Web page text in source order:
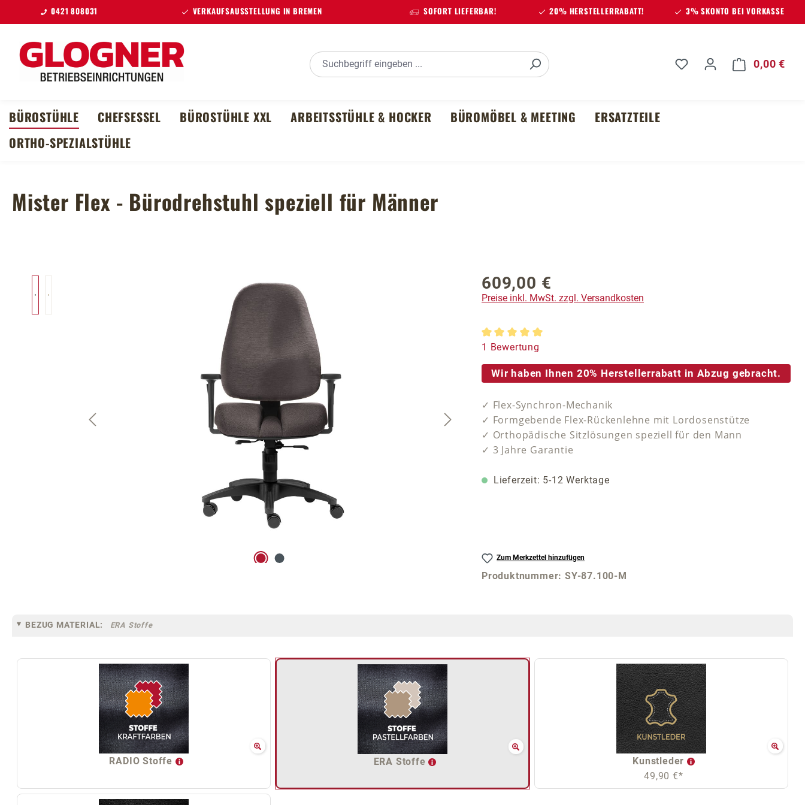
Hauptinhalt springen
Zur Suche springen
Zur Hauptnavigation springen
0421 808031 VERKAUFSAUSSTELLUNG IN BREMEN SOFORT LIEFERBAR! 20% HERSTELLERRABATT! 3% SKONTO BEI VORKASSE
Du hast 0 Produkte auf
0,00 €
BÜROSTÜHLE CHEFSESSEL BÜROSTÜHLE XXL ARBEITSSTÜHLE & HOCKER BÜROMÖBEL & MEETING
ERSATZTEILE
ORTHO-SPEZIALSTÜHLE
Mister Flex - Bürodrehstuhl speziell für Männer
Regulärer Preis:
609,00 €
Preise inkl. MwSt. zzgl. Versandkosten
Durchschnittliche Bewertung von 5 von 5 Sternen
1 Bewertung
Wir haben Ihnen 20% Herstellerrabatt in Abzug gebracht.
✓ Flex-Synchron-Mechanik
✓ Formgebende Flex-Rückenlehne mit Lordosenstütze
✓ Orthopädische Sitzlösungen speziell für den Mann
✓ 3 Jahre Garantie
Lieferzeit: 5-12 Werktage
Zum Merkzettel hinzufügen
Produktnummer:SY-87.100-M
BEZUG MATERIAL: ERA Stoffe
RADIO Stoffe ERA Stoffe
Kunstleder
49,90 €*